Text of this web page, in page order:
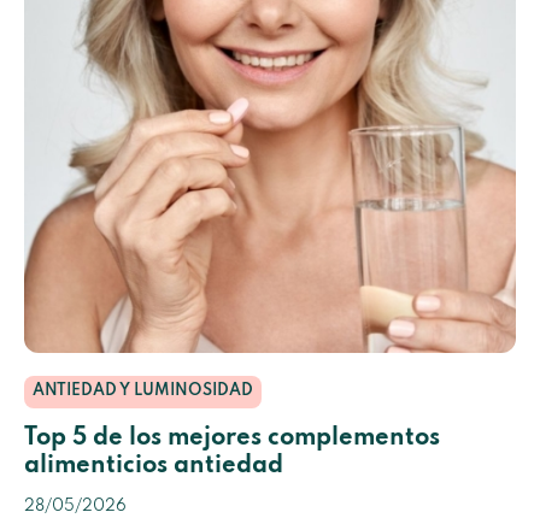
ANTIEDAD Y LUMINOSIDAD
Top 5 de los mejores complementos
alimenticios antiedad
28/05/2026